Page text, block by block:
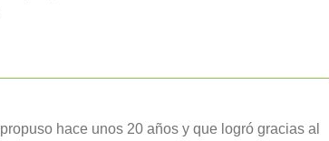
hace unos 20 años y que logró gracias al